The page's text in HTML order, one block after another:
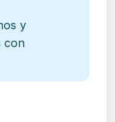
y
con